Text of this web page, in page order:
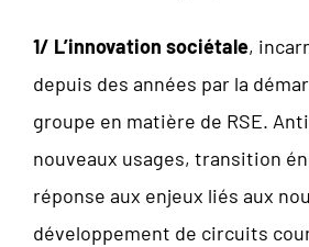
1/ L’innovation sociétale,
depuis des années par la
groupe en matière de RSE.
nouveaux usages, transition
réponse aux enjeux liés aux
développement de circuits